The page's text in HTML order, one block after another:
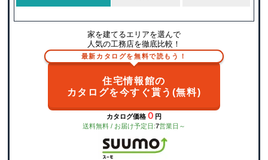
家を建てるエリアを選んで
人気の工務店を徹底比較！
最新カタログを無料で読もう！
住宅情報館の
カタログを今すぐ貰う(無料)
カタログ価格 ０ 円
送料無料 / お届け予定日:7営業日～